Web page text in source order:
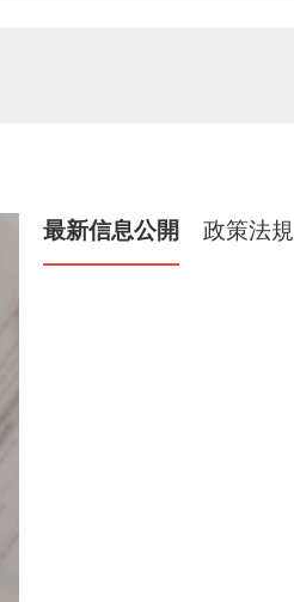
最新信息公開 政策法規